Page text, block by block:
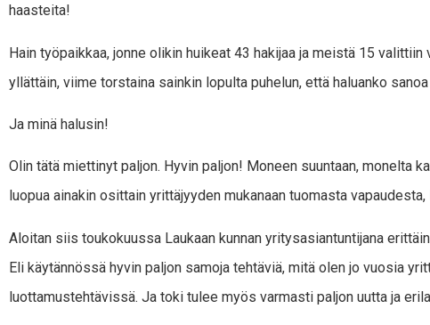
haasteita!
Hain työpaikkaa, jonne olikin huikeat 43 hakijaa ja meistä 15
yllättäin, viime torstaina sainkin lopulta puhelun, että haluanko
Ja minä halusin!
Olin tätä miettinyt paljon. Hyvin paljon! Moneen suuntaan, monelta
luopua ainakin osittain yrittäjyyden mukanaan tuomasta
Aloitan siis toukokuussa Laukaan kunnan yritysasiantuntijana
Eli käytännössä hyvin paljon samoja tehtäviä, mitä olen jo vuosia
luottamustehtävissä. Ja toki tulee myös varmasti paljon uutta ja